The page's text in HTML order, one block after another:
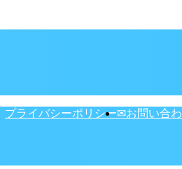
プライバシーポリシー✉お問い合